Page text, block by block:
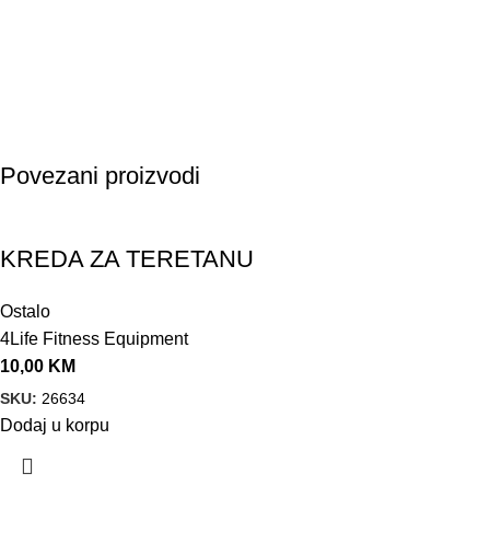
Povezani proizvodi
KREDA ZA TERETANU
Ostalo
4Life Fitness Equipment
10,00 KM
SKU: 26634
Dodaj u korpu